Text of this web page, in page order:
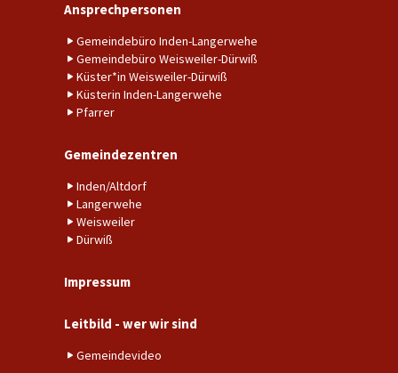
Ansprechpersonen
Gemeindebüro Inden-Langerwehe
Gemeindebüro Weisweiler-Dürwiß
Küster*in Weisweiler-Dürwiß
Küsterin Inden-Langerwehe
Pfarrer
Gemeindezentren
Inden/Altdorf
Langerwehe
Weisweiler
Dürwiß
Impressum
Leitbild - wer wir sind
Gemeindevideo